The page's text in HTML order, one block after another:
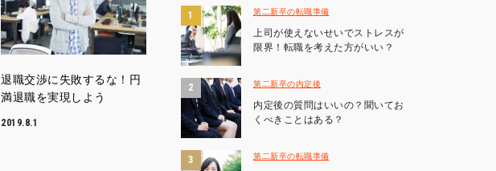
退職交渉に失敗するな！円
満退職を実現しよう
2019.8.1
第二新卒の転職準備
上司が使えないせいでストレスが
限界！転職を考えた方がいい？
第二新卒の内定後
内定後の質問はいいの？聞いてお
くべきことはある？
第二新卒の転職準備